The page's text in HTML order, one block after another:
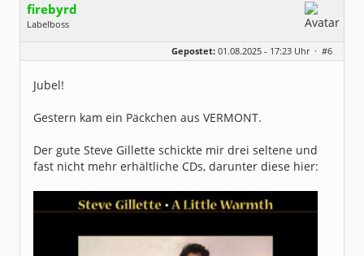
firebyrd
Labelboss
Hausgeburt (Ausgeburt?)
Beiträge:
48882
Gepostet: 01.08.2025 - 17:23 Uhr · #6
Jubel!
Gestern kam ein Päckchen aus VERMONT.
Der gute Steve Gillette schickte mir drei seltene und
fast nicht mehr erhältliche CDs, darunter diese hier: